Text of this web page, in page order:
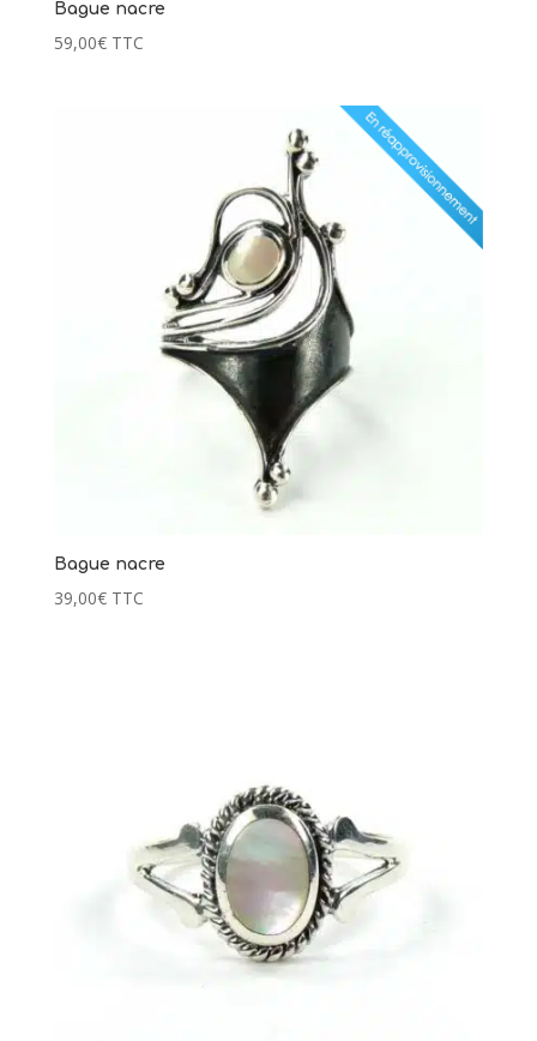
Bague nacre
59,00€ TTC
Bague nacre
39,00€ TTC